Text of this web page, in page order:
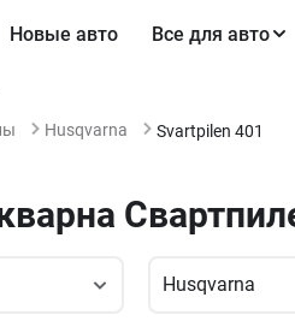
Новые авто Все для авто
Husqvarna Svartpilen 401